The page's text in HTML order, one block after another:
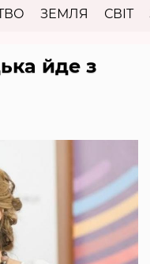
ЗЕМЛЯ СВІТ
йде з